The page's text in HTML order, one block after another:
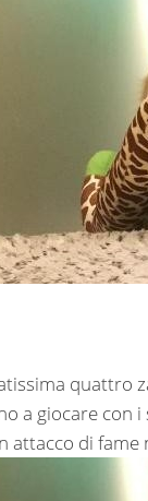
quattro
a giocare con
attacco di